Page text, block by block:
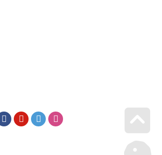
FacebookYoutubeTwitter
Go